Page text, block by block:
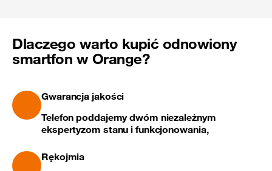
Dlaczego warto kupić odnowiony
smartfon w Orange?
Gwarancja jakości
Telefon poddajemy dwóm niezależnym
ekspertyzom stanu i funkcjonowania,
Rękojmia